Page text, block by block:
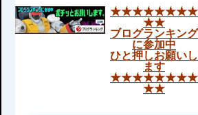
★★★★★★★★
★★
ブログランキング
に参加中
ひと押しお願いし
ます
★★★★★★★★
★★